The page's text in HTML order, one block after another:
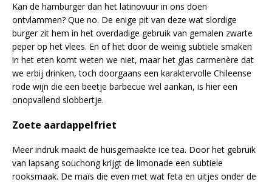
Kan de hamburger dan het latinovuur in ons doen
ontvlammen? Que no. De enige pit van deze wat slordige
burger zit hem in het overdadige gebruik van gemalen zwarte
peper op het vlees. En of het door de weinig subtiele smaken
in het eten komt weten we niet, maar het glas carmenère dat
we erbij drinken, toch doorgaans een karaktervolle Chileense
rode wijn die een beetje barbecue wel aankan, is hier een
onopvallend slobbertje.
Zoete aardappelfriet
Meer indruk maakt de huisgemaakte ice tea. Door het gebruik
van lapsang souchong krijgt de limonade een subtiele
rooksmaak. De maïs die even met wat feta en uitjes onder de